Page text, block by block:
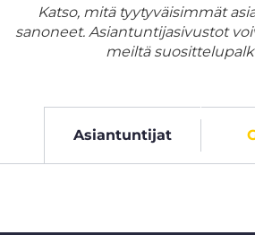
Katso, mitä tyytyväisimmät
sanoneet. Asiantuntijasivustot
meiltä
Asiantuntijat